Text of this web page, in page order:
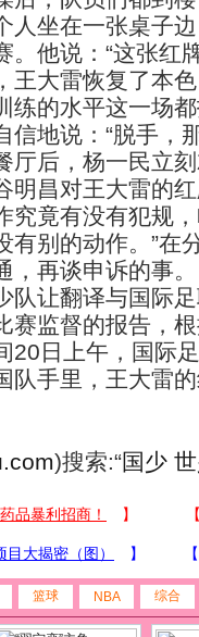
人坐在一张桌子
。他说：“这张红
王大雷恢复了本
练的水平这一场
信地说：“脱手，
后，杨一民立刻
明昌对王大雷的
究竟有没有犯规
有别的动作。”在
，再谈申诉的事。
让翻译与国际足
赛监督的报告，
20日上午，国际
队手里，王大雷
)搜索:“国少
篮球 NBA 综合